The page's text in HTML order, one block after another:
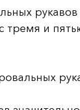
тремя и